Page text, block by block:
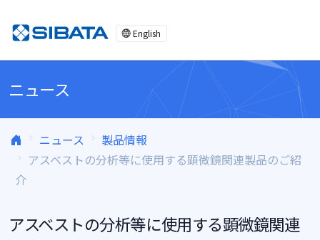
English
ニュース
ニュース
製品情報
アスベストの分析等に使用する顕微鏡関連製品のご紹
介
アスベストの分析等に使用する顕微鏡関連